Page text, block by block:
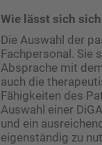
Wie lässt sich
Die Auswahl der
Fachpersonal. Sie
Absprache mit
auch die
Fähigkeiten des
Auswahl einer
und ein
eigenständig zu